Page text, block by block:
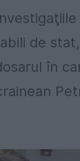
de
în